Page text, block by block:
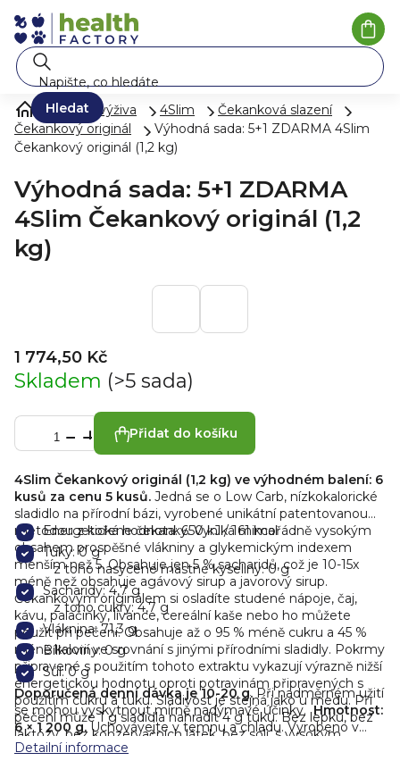
na
obsah
Hledat
Zdravá výživa 4Slim
Čekanková slazení
Čekankový originál
Výhodná sada: 5+1 ZDARMA 4Slim
Čekankový originál (1,2 kg)
Výhodná sada: 5+1 ZDARMA
4Slim Čekankový originál (1,2
kg)
1 774,50 Kč
Skladem (>5 sada)
Přidat do košíku
4Slim Čekankový originál (1,2 kg) ve výhodném balení: 6
kusů za cenu 5 kusů. Jedná se o Low Carb, nízkokalorické
sladidlo na přírodní bázi, vyrobené unikátní patentovanou
metodou z kořene čekanky. Vyniká mimořádně vysokým
obsahem prospěšné vlákniny a glykemickým indexem
menším než 5. Obsahuje jen 5 % sacharidů, což je 10-15x
méně než obsahuje agávový sirup a javorový sirup.
Čekankovým originálem si osladíte studené nápoje, čaj,
kávu, palačinky, lívance, cereální kaše nebo ho můžete
použít při pečení. Obsahuje až o 95 % méně cukru a 45 %
méně kalorií ve srovnání s jinými přírodními sladidly. Pokrmy
připravené s použitím tohoto extraktu vykazují výrazně nižší
energetickou hodnotu oproti potravinám připravených s
použitím cukru a tuku. Sladivost je stejná jako u medu. Při
pečení může 1 g sladidla nahradit 4 g tuku. Bez lepku, bez
laktózy, bez konzervačních látek, bez soli, s vysokým
obsahem vlákniny, se sníženou energetickou hodnotou.
Energetická hodnota: 650 kJ / 161 kcal
Tuky: 0 g
z toho nasycené mastné kyseliny: 0 g
Sacharidy: 4,7 g
z toho cukry: 4,7 g
Vláknina: 71,3 g
Bílkoviny: 0 g
Sůl: 0 g
Doporučená denní dávka je 10-20 g. Při nadměrném užití
se mohou vyskytnout mírně nadýmavé účinky. Hmotnost:
6 × 1 200 g. Uchovávejte v temnu a chladu. Vyrobeno v
České republice.
Detailní informace